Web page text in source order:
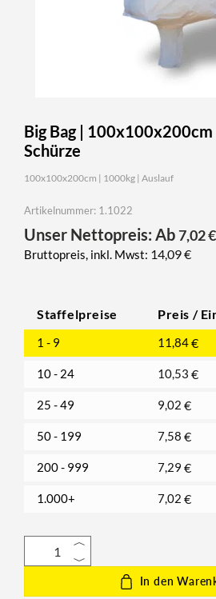
Big Bag | 100x100x200cm
Schürze
100x100x200cm | 1000kg | Auslauf
Artikelnummer: 1.1022
Unser Nettopreis: Ab7,02€
Bruttopreis, inkl. Mwst: 14,09€
Staffelpreise Preis /
1 - 9 11,84€
10 - 24 10,53 €
25 - 49 9,02 €
50 - 199 7,58 €
200 - 999 7,29 €
1.000+ 7,02 €
In den